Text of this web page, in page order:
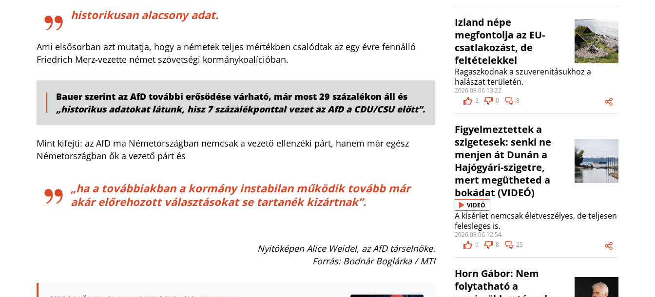
historikusan alacsony adat.
Ami elsősorban azt mutatja, hogy a németek teljes mértékben csalódtak az egy évre fennálló
Friedrich Merz-vezette német szövetségi kormánykoalícióban.
Bauer szerint az AfD további erősödése várható, már most 29 százalékon áll és
„historikus adatokat látunk, hisz 7 százalékponttal vezet az AfD a CDU/CSU előtt”.
Mint kifejti: az AfD ma Németországban nemcsak a vezető ellenzéki párt, hanem már egész
Németországban ők a vezető párt és
„ha a továbbiakban a kormány instabilan működik tovább már
akár előrehozott választásokat se tartanék kizártnak”.
Nyitóképen Alice Weidel, az AfD társelnöke.
Forrás: Bodnár Boglárka / MTI
Izland népe
megfontolja az EU-
csatlakozást, de
feltételekkel
Ragaszkodnak a szuverenitásukhoz a
halászat területén.
2026.08.06 13:22
2
0 8
Figyelmeztettek a
szigetesek: senki ne
menjen át Dunán a
Hajógyári-szigetre,
mert megütheted a
bokádat (VIDEÓ)
VIDEÓ
A kísérlet nemcsak életveszélyes, de teljesen
felesleges is.
2026.08.06 12:54
0
8 25
Horn Gábor: Nem
folytatható a